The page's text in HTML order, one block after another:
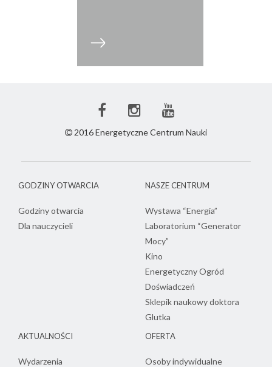
FacebookInstagram
ECN
ECN
2016 Energetyczne Centrum Nauki
GODZINY OTWARCIA
Godziny otwarcia
Dla nauczycieli
NASZE CENTRUM
Wystawa “Energia”
Laboratorium “Generator
Mocy”
Kino
Energetyczny Ogród
Doświadczeń
Sklepik naukowy doktora
Glutka
AKTUALNOŚCI
Wydarzenia
OFERTA
Osoby indywidualne